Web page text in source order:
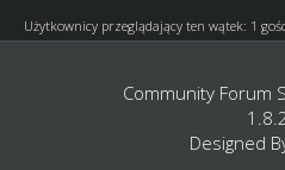
Użytkownicy przeglądający ten wątek: 1
Community Forum
Designed